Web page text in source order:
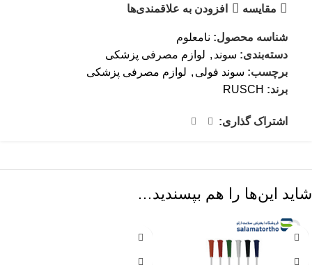
مقایسه افزودن به علاقمندی‌ها
شناسه محصول: نامعلوم
دسته‌بندی: سوند , لوازم مصرفی پزشکی
برچسب: سوند فولی , لوازم مصرفی پزشکی
برند: RUSCH
اشتراک گذاری:
شاید این‌ها را هم بپسندید…